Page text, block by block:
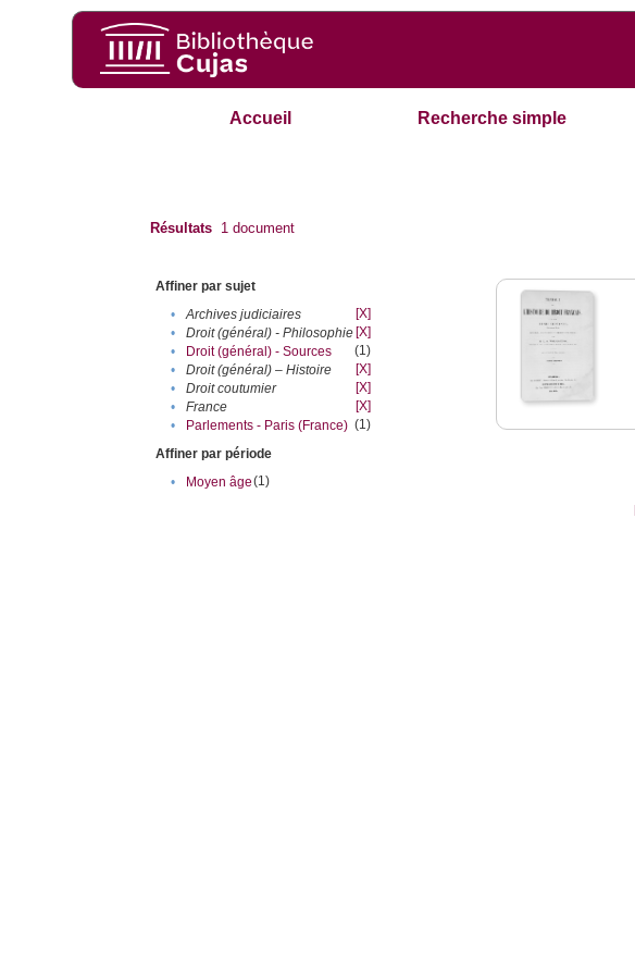
Accueil Recherche simple
Résultats 1 document
Affiner par sujet
•
Archives judiciaires
[X]
•
Droit (général) - Philosophie [X]
•
Droit (général) - Sources
(1)
•
Droit (général) – Histoire
[X]
•
Droit coutumier
[X]
•
France
[X]
•
Parlements - Paris (France) (1)
Affiner par période
•
Moyen âge(1)